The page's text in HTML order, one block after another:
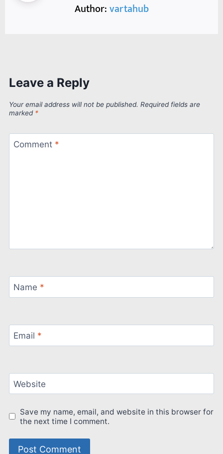
Author:vartahub
Leave a Reply
Your email address will not be published. Required fields are
marked *
Comment *
Name *
Email *
Website
Save my name, email, and website in this browser for
the next time I comment.